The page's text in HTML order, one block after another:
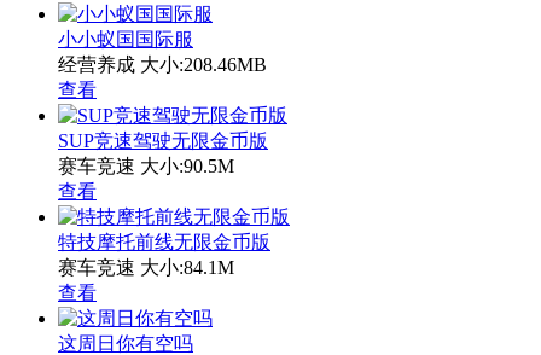
小小蚁国国际服
经营养成 大小:208.46MB
查看
SUP竞速驾驶无限金币版
赛车竞速 大小:90.5M
查看
特技摩托前线无限金币版
赛车竞速 大小:84.1M
查看
这周日你有空吗